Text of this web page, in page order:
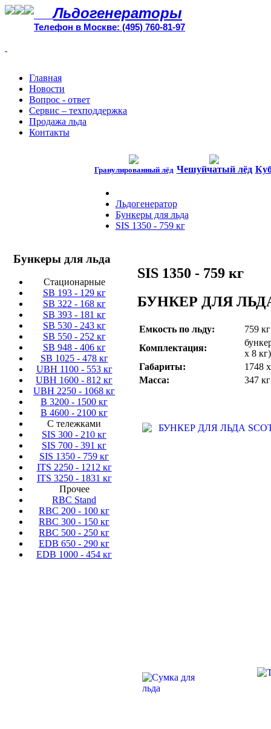
Льдогенераторы
Телефон в Москве: (495) 760-81-97
Главная
Новости
Вопрос - ответ
Сервис – техподдержка
Продажа льда
Контакты
Гранулированный лёд Чешуйчатый лёд
Льдогенератор
Бункеры для льда
SIS 1350 - 759 кг
Бункеры для льда
Стационарные
SB 193 - 129 кг
SB 322 - 168 кг
SB 393 - 181 кг
SB 530 - 243 кг
SB 550 - 252 кг
SB 948 - 406 кг
SB 1025 - 478 кг
UBH 1100 - 553 кг
UBH 1600 - 812 кг
UBH 2250 - 1068 кг
B 3200 - 1500 кг
B 4600 - 2100 кг
С тележками
SIS 300 - 210 кг
SIS 700 - 391 кг
SIS 1350 - 759 кг
ITS 2250 - 1212 кг
ITS 3250 - 1831 кг
Прочее
RBC Stand
RBC 200 - 100 кг
RBC 300 - 150 кг
RBC 500 - 250 кг
EDB 650 - 290 кг
EDB 1000 - 454 кг
SIS 1350 - 759 кг
БУНКЕР ДЛЯ ЛЬДА
Емкость по льду:
759
Комплектация:
х 8 кг)
Габариты:
1748
Масса:
347 кг